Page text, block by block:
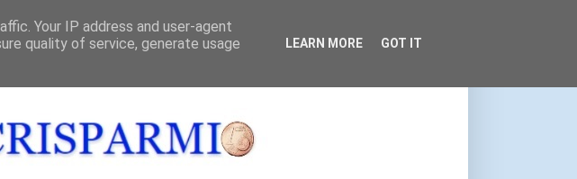
Your IP address and user-agent
quality of service, generate usage
LEARN MORE GOT IT